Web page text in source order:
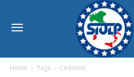
Home Tags Cedolino